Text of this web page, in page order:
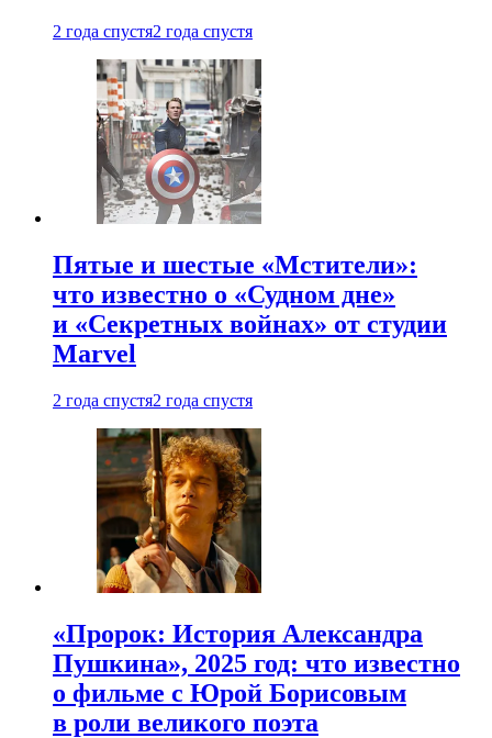
2 года спустя2 года спустя
Пятые и шестые «Мстители»:
что известно о «Судном дне»
и «Секретных войнах» от студии
Marvel
2 года спустя2 года спустя
«Пророк: История Александра
Пушкина», 2025 год: что известно
о фильме с Юрой Борисовым
в роли великого поэта